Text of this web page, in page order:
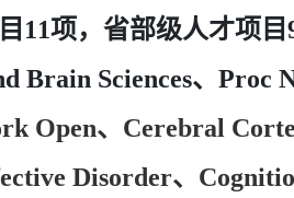
11项，省部级人才项目
Brain Sciences、 Proc
Open、Cerebral
Disorder、